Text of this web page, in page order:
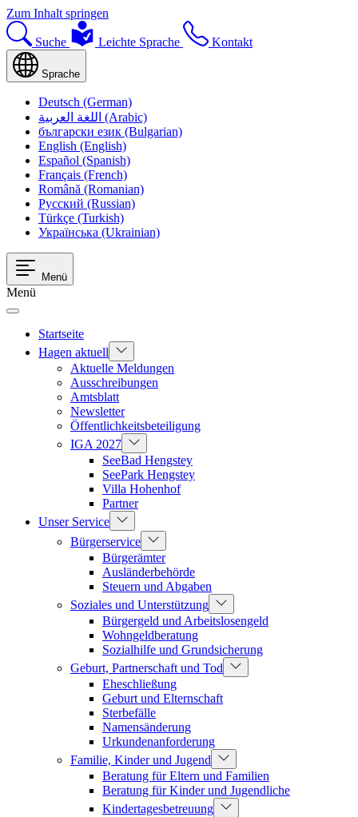
Zum Inhalt springen
Suche Leichte Sprache Kontakt
Sprache
Deutsch (German)
اللغة العربية (Arabic)
български език (Bulgarian)
English (English)
Español (Spanish)
Français (French)
Română (Romanian)
Русский (Russian)
Türkçe (Turkish)
Українська (Ukrainian)
Menü
Menü
Startseite
Hagen aktuell
Aktuelle Meldungen
Ausschreibungen
Amtsblatt
Newsletter
Öffentlichkeitsbeteiligung
IGA 2027
SeeBad Hengstey
SeePark Hengstey
Villa Hohenhof
Partner
Unser Service
Bürgerservice
Bürgerämter
Ausländerbehörde
Steuern und Abgaben
Soziales und Unterstützung
Bürgergeld und Arbeitslosengeld
Wohngeldberatung
Sozialhilfe und Grundsicherung
Geburt, Partnerschaft und Tod
Eheschließung
Geburt und Elternschaft
Sterbefälle
Namensänderung
Urkundenanforderung
Familie, Kinder und Jugend
Beratung für Eltern und Familien
Beratung für Kinder und Jugendliche
Kindertagesbetreuung